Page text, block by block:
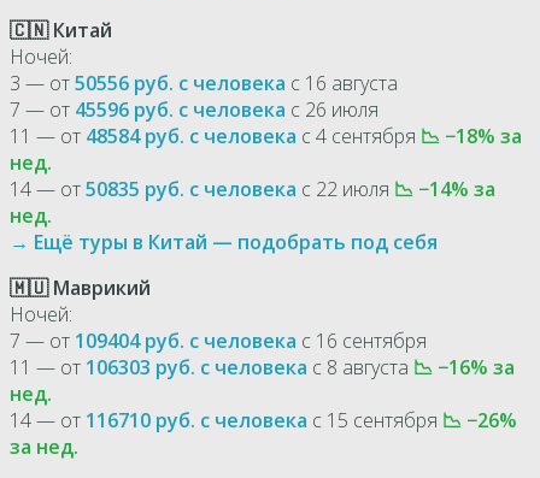
🇨🇳 Китай
Ночей:
3 — от50556 руб. с человека с 16 августа
7 — от 45596 руб. с человека с 26 июля
11 — от 48584 руб. с человека с 4 сентября 📉 −18% за
нед.
14 — от50835 руб. с человека с 22 июля 📉 −14% за
нед.
→ Ещё туры в Китай — подобрать под себя
🇲🇺 Маврикий
Ночей:
7 — от 109404 руб. с человека с 16 сентября
11 — от 106303 руб. с человека с 8 августа 📉 −16% за
нед.
14 — от 116710 руб. с человека с 15 сентября 📉 −26%
за нед.